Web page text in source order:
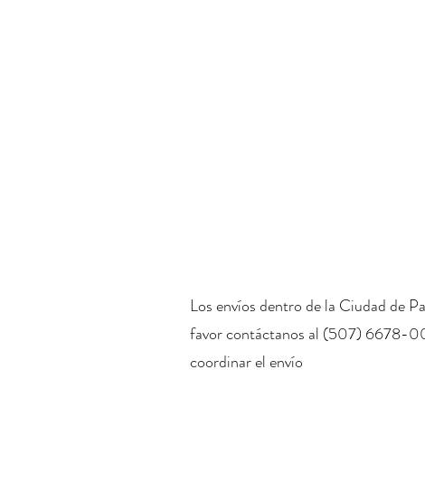
Los envíos dentro de la Ciudad de
favor contáctanos al (507) 6678-
coordinar el envío